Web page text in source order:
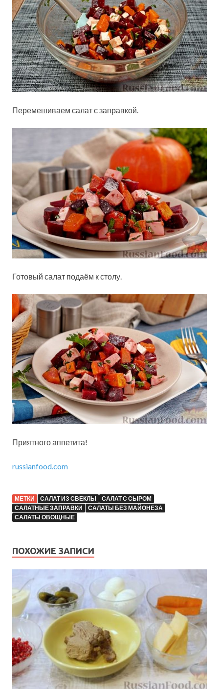
Перемешиваем салат с заправкой.
Готовый салат подаём к столу.
Приятного аппетита!
russianfood.com
МЕТКИ САЛАТ ИЗ СВЕКЛЫ
САЛАТ С СЫРОМ
САЛАТНЫЕ ЗАПРАВКИ
САЛАТЫ БЕЗ МАЙОНЕЗА
САЛАТЫ ОВОЩНЫЕ
ПОХОЖИЕ ЗАПИСИ